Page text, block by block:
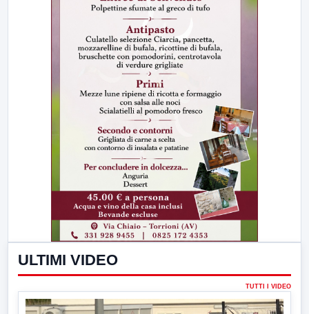
ULTIMI VIDEO
TUTTI I VIDEO